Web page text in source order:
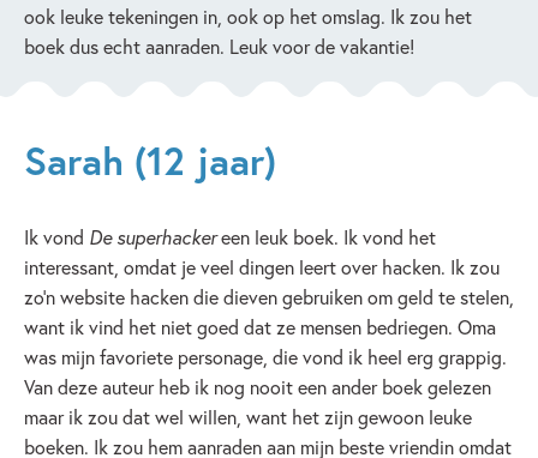
ook leuke tekeningen in, ook op het omslag. Ik zou het
boek dus echt aanraden. Leuk voor de vakantie!
Sarah (12 jaar)
Ik vond De superhackereen leuk boek. Ik vond het
interessant, omdat je veel dingen leert over hacken. Ik zou
zo’n website hacken die dieven gebruiken om geld te stelen,
want ik vind het niet goed dat ze mensen bedriegen. Oma
was mijn favoriete personage, die vond ik heel erg grappig.
Van deze auteur heb ik nog nooit een ander boek gelezen
maar ik zou dat wel willen, want het zijn gewoon leuke
boeken. Ik zou hem aanraden aan mijn beste vriendin omdat